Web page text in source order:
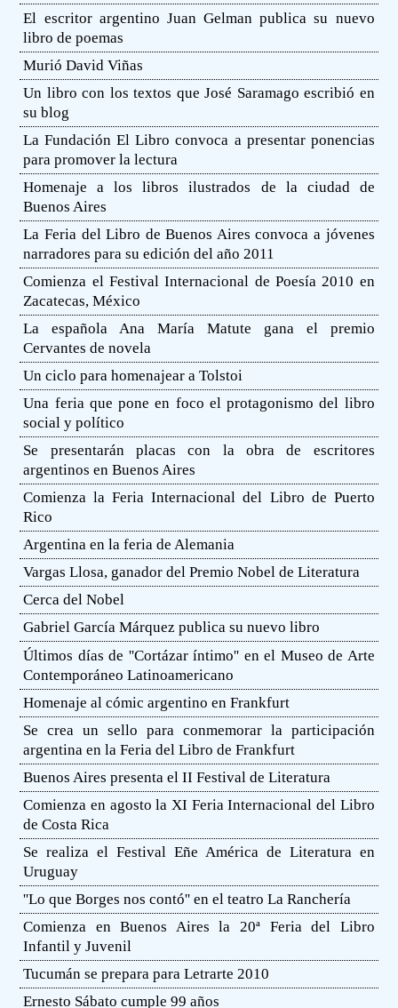
El escritor argentino Juan Gelman publica su nuevo
libro de poemas
Murió David Viñas
Un libro con los textos que José Saramago escribió en
su blog
La Fundación El Libro convoca a presentar ponencias
para promover la lectura
Homenaje a los libros ilustrados de la ciudad de
Buenos Aires
La Feria del Libro de Buenos Aires convoca a jóvenes
narradores para su edición del año 2011
Comienza el Festival Internacional de Poesía 2010 en
Zacatecas, México
La española Ana María Matute gana el premio
Cervantes de novela
Un ciclo para homenajear a Tolstoi
Una feria que pone en foco el protagonismo del libro
social y político
Se presentarán placas con la obra de escritores
argentinos en Buenos Aires
Comienza la Feria Internacional del Libro de Puerto
Rico
Argentina en la feria de Alemania
Vargas Llosa, ganador del Premio Nobel de Literatura
Cerca del Nobel
Gabriel García Márquez publica su nuevo libro
Últimos días de ''Cortázar íntimo'' en el Museo de Arte
Contemporáneo Latinoamericano
Homenaje al cómic argentino en Frankfurt
Se crea un sello para conmemorar la participación
argentina en la Feria del Libro de Frankfurt
Buenos Aires presenta el II Festival de Literatura
Comienza en agosto la XI Feria Internacional del Libro
de Costa Rica
Se realiza el Festival Eñe América de Literatura en
Uruguay
''Lo que Borges nos contó'' en el teatro La Ranchería
Comienza en Buenos Aires la 20ª Feria del Libro
Infantil y Juvenil
Tucumán se prepara para Letrarte 2010
Ernesto Sábato cumple 99 años